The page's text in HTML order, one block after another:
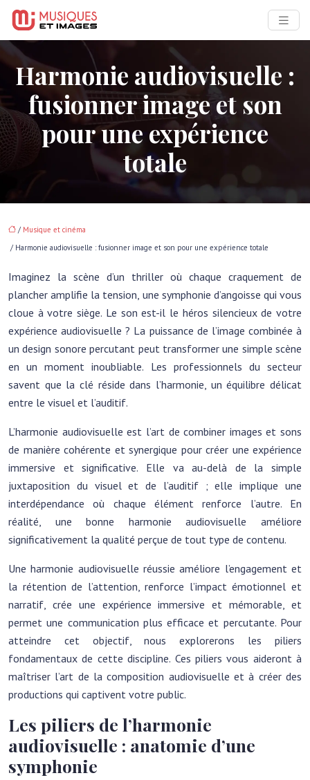
Harmonie audiovisuelle :
fusionner image et son
pour une expérience
totale
/ Musique et cinéma
/ Harmonie audiovisuelle : fusionner image et son pour une expérience totale
Imaginez la scène d’un thriller où chaque craquement de
plancher amplifie la tension, une symphonie d’angoisse qui vous
cloue à votre siège. Le son est-il le héros silencieux de votre
expérience audiovisuelle ? La puissance de l’image combinée à
un design sonore percutant peut transformer une simple scène
en un moment inoubliable. Les professionnels du secteur
savent que la clé réside dans l’harmonie, un équilibre délicat
entre le visuel et l’auditif.
L’harmonie audiovisuelle est l’art de combiner images et sons
de manière cohérente et synergique pour créer une expérience
immersive et significative. Elle va au-delà de la simple
juxtaposition du visuel et de l’auditif ; elle implique une
interdépendance où chaque élément renforce l’autre. En
réalité, une bonne harmonie audiovisuelle améliore
significativement la qualité perçue de tout type de contenu.
Une harmonie audiovisuelle réussie améliore l’engagement et
la rétention de l’attention, renforce l’impact émotionnel et
narratif, crée une expérience immersive et mémorable, et
permet une communication plus efficace et percutante. Pour
atteindre cet objectif, nous explorerons les piliers
fondamentaux de cette discipline. Ces piliers vous aideront à
maîtriser l’art de la composition audiovisuelle et à créer des
productions qui captivent votre public.
Les piliers de l’harmonie
audiovisuelle : anatomie d’une
symphonie